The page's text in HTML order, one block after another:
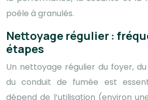
poêle à granulés.
Nettoyage régulier :
étapes
Un nettoyage régulier du foyer,
du conduit de fumée est
dépend de l’utilisation (environ